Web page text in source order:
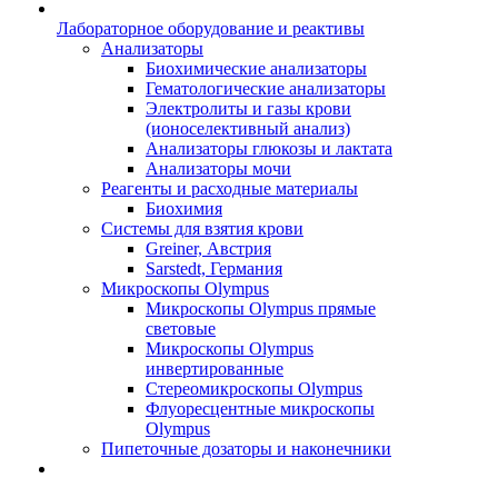
Лабораторное оборудование и реактивы
Анализаторы
Биохимические анализаторы
Гематологические анализаторы
Электролиты и газы крови
(ионоселективный анализ)
Анализаторы глюкозы и лактата
Анализаторы мочи
Реагенты и расходные материалы
Биохимия
Системы для взятия крови
Greiner, Австрия
Sarstedt, Германия
Микроскопы Olympus
Микроскопы Olympus прямые
световые
Микроскопы Olympus
инвертированные
Стереомикроскопы Olympus
Флуоресцентные микроскопы
Olympus
Пипеточные дозаторы и наконечники